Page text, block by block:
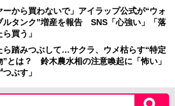
ーから買わないで」アイラップ公式が“ウォ
ルタンク”増産を報告 SNS「心強い」「落
買う」
ら踏みつぶして…サクラ、ウメ枯らす“特定
”とは？ 鈴木農水相の注意喚起に「怖い」
つぶす」